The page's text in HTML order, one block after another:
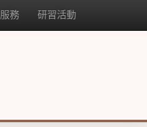
服務 研習活動